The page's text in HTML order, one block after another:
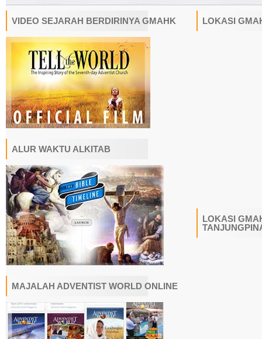
VIDEO SEJARAH BERDIRINYA GMAHK
ALUR WAKTU ALKITAB
MAJALAH ADVENTIST WORLD ONLINE
LOKASI
LOKASI